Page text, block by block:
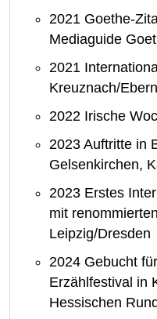
2021 Goethe-
Mediaguide
2021
Kreuznach/
2022 Irische
2023 Auftritte in
Gelsenkirchen,
2023 Erstes
mit
Leipzig/Dresden
2024 Gebucht
Erzählfestival in
Hessischen